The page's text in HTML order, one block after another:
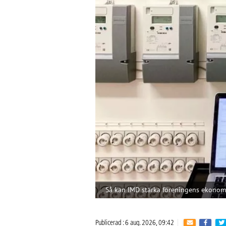
Så kan IMD stärka föreningens
Publicerad : 6 aug. 2026, 09:42